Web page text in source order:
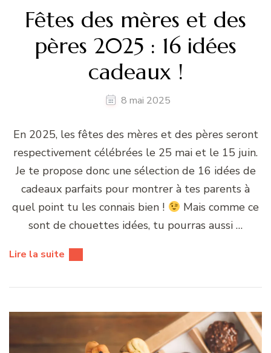
Fêtes des mères et des
pères 2025 : 16 idées
cadeaux !
8 mai 2025
En 2025, les fêtes des mères et des pères seront
respectivement célébrées le 25 mai et le 15 juin.
Je te propose donc une sélection de 16 idées de
cadeaux parfaits pour montrer à tes parents à
quel point tu les connais bien !
Mais comme ce
sont de chouettes idées, tu pourras aussi …
Lire la suite